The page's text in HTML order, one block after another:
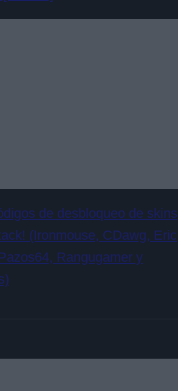
de desbloqueo de skins
(Ironmouse, CDawg, Eric
Rangugamer y